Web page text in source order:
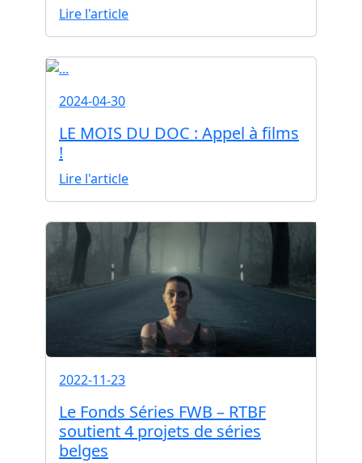
Lire l'article
2024-04-30
LE MOIS DU DOC : Appel à films
!
Lire l'article
2022-11-23
Le Fonds Séries FWB – RTBF
soutient 4 projets de séries
belges